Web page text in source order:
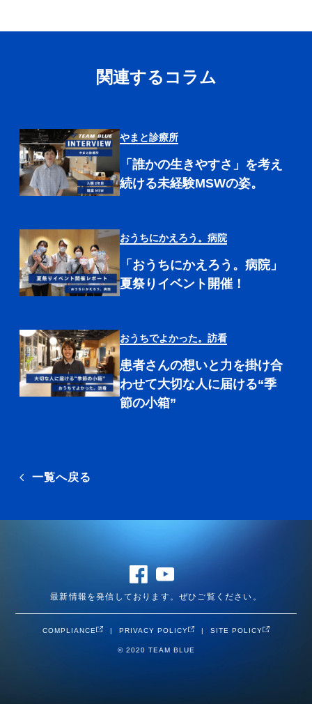
関連するコラム
やまと診療所
「誰かの生きやすさ」を考え
続ける未経験MSWの姿。
おうちにかえろう。病院
「おうちにかえろう。病院」
夏祭りイベント開催！
おうちでよかった。訪看
患者さんの想いと力を掛け合
わせて大切な人に届ける“季
節の小箱”
一覧へ戻る
最新情報を発信しております。ぜひご覧ください。
COMPLIANCE PRIVACY POLICY SITE POLICY
© 2020 TEAM BLUE